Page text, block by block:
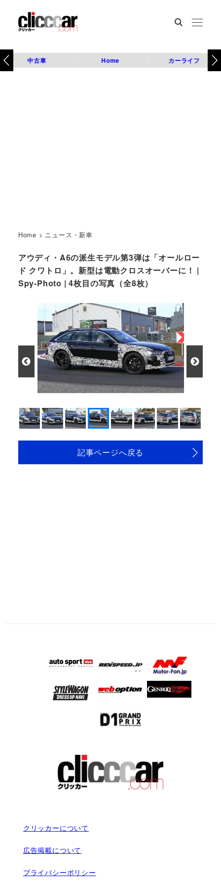
中古車 Home カーライフ
Home > ニュース・新車
アウディ・A6の派生モデル第3弾は「オールロー
ド クワトロ」。新型は電動クロスオーバーに！ |
Spy-Photo | 4枚目の写真（全8枚）
記事ページへ戻る
クリッカーについて
広告掲載について
プライバシーポリシー